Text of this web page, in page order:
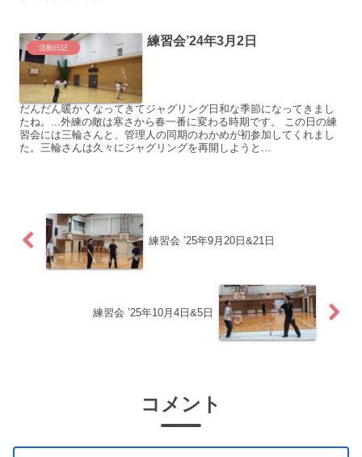
活動日記 練習会’24年3月2日
だんだん暖かくなってきてジャグリング日和な季節になってきまし
たね。...外練の敵は寒さから春一番に変わる時期です。 この日の練
習会には三輪さんと、管理人の同期のわかめが初参加してくれまし
た。三輪さんは久々にジャグリングを再開しようと...
練習会 ’25年9月20日&21日
練習会 ’25年10月4日&5日
コメント